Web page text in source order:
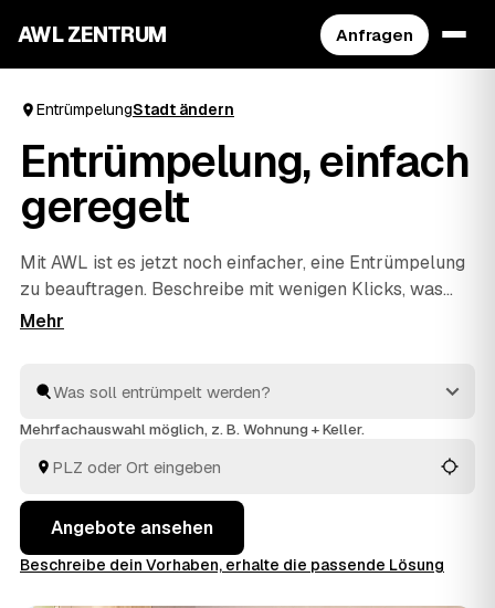
AWL ZENTRUM Anfragen
EntrümpelungStadt ändern
Entrümpelung, einfach
geregelt
Mit AWL ist es jetzt noch einfacher, eine Entrümpelung
zu beauftragen. Beschreibe mit wenigen Klicks, was
raus soll, und erhalte passende Festpreis-Angebote
– die Profis räumen schnell aus und entsorgen alles
fachgerecht. So ist dies die praktischste Art, deine
Mehrfachauswahl möglich, z. B. Wohnung + Keller.
Angebote ansehen
Beschreibe dein Vorhaben, erhalte die passende Lösung